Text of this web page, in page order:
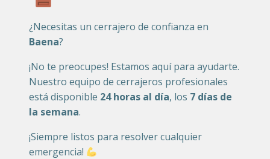
¿Necesitas un cerrajero de confianza en
Baena?
¡No te preocupes! Estamos aquí para ayudarte.
Nuestro equipo de cerrajeros profesionales
está disponible 24 horas al día, los 7 días de
la semana.
¡Siempre listos para resolver cualquier
emergencia!